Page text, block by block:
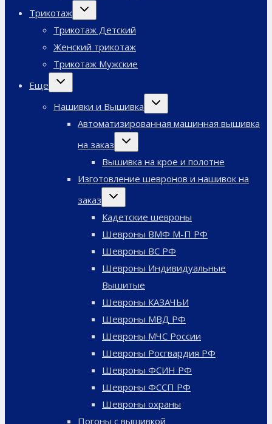
Трикотаж
Переключить
дочернее
Трикотаж Детский
Женский трикотаж
Трикотаж Мужские
Еще
Переключить
дочернее
Нашивки и Вышивка
Переключить
дочернее
Автоматизированная машинная вышивка
на заказ
Переключить
дочернее
Вышивка на крое и полотне
Изготовление шевронов и нашивок на
заказ
Переключить
дочернее
Кадетские шевроны
Шевроны ВМФ М-П РФ
Шевроны ВС РФ
Шевроны Индивидуальные
Вышитые
Шевроны КАЗАЧЬИ
Шевроны МВД РФ
Шевроны МЧС России
Шевроны Росгвардия РФ
Шевроны ФСИН РФ
Шевроны ФССП РФ
Шевроны охраны
Погоны с вышивкой